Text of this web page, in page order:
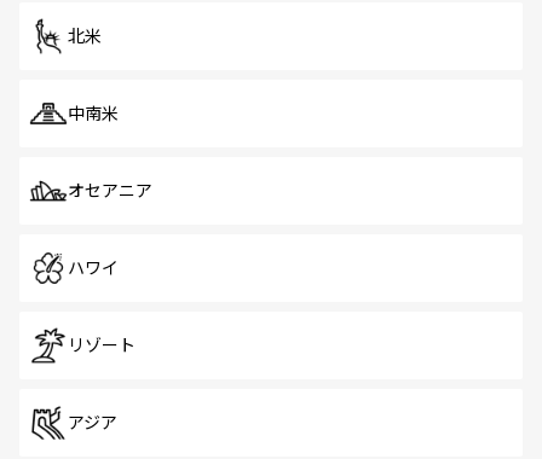
北米
中南米
オセアニア
ハワイ
リゾート
アジア